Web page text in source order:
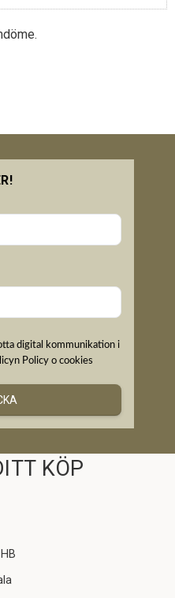
digital kommunikation i
Policy o cookies
KÖP